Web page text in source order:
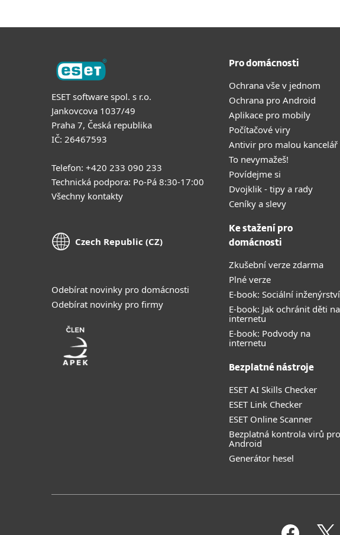
ESET software spol. s r.o.
Jankovcova 1037/49
Praha 7, Česká republika
IČ: 26467593
Telefon: +420 233 090 233
Technická podpora: Po-Pá 8:30-17:00
Všechny kontakty
Czech Republic (CZ)
Odebírat novinky pro domácnosti
Odebírat novinky pro firmy
Pro domácnosti
Ochrana vše v jednom
Ochrana pro Android
Aplikace pro mobily
Počítačové viry
Antivir pro malou kancelář
To nevymažeš!
Povídejme si
Dvojklik - tipy a rady
Ceníky a slevy
Ke stažení pro
domácnosti
Zkušební verze zdarma
Plné verze
E-book: Sociální inženýrství
E-book: Jak ochránit děti na
internetu
E-book: Podvody na
internetu
Bezplatné nástroje
ESET AI Skills Checker
ESET Link Checker
ESET Online Scanner
Bezplatná kontrola virů pro
Android
Generátor hesel